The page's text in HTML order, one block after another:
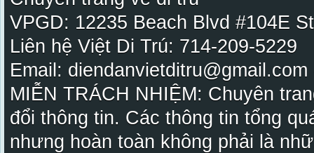
VPGD: 12235 Beach Blvd #104E
Liên hệ Việt Di Trú: 714-209-5229
Email:
MIỄN TRÁCH NHIỆM: Chuyên
đổi thông tin. Các thông tin tổng
nhưng hoàn toàn không phải là